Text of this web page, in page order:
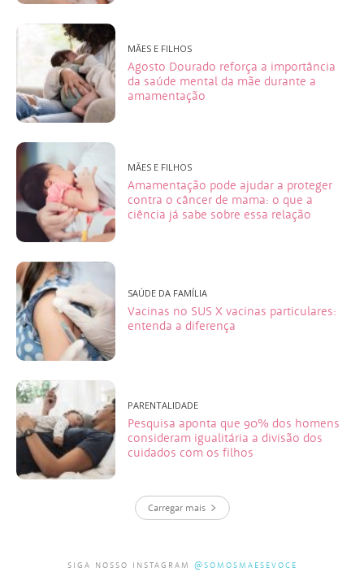
MÃES E FILHOS
Agosto Dourado reforça a importância
da saúde mental da mãe durante a
amamentação
MÃES E FILHOS
Amamentação pode ajudar a proteger
contra o câncer de mama: o que a
ciência já sabe sobre essa relação
SAÚDE DA FAMÍLIA
Vacinas no SUS X vacinas particulares:
entenda a diferença
PARENTALIDADE
Pesquisa aponta que 90% dos homens
consideram igualitária a divisão dos
cuidados com os filhos
Carregar mais
SIGA NOSSO INSTAGRAM @SOMOSMAESEVOCE